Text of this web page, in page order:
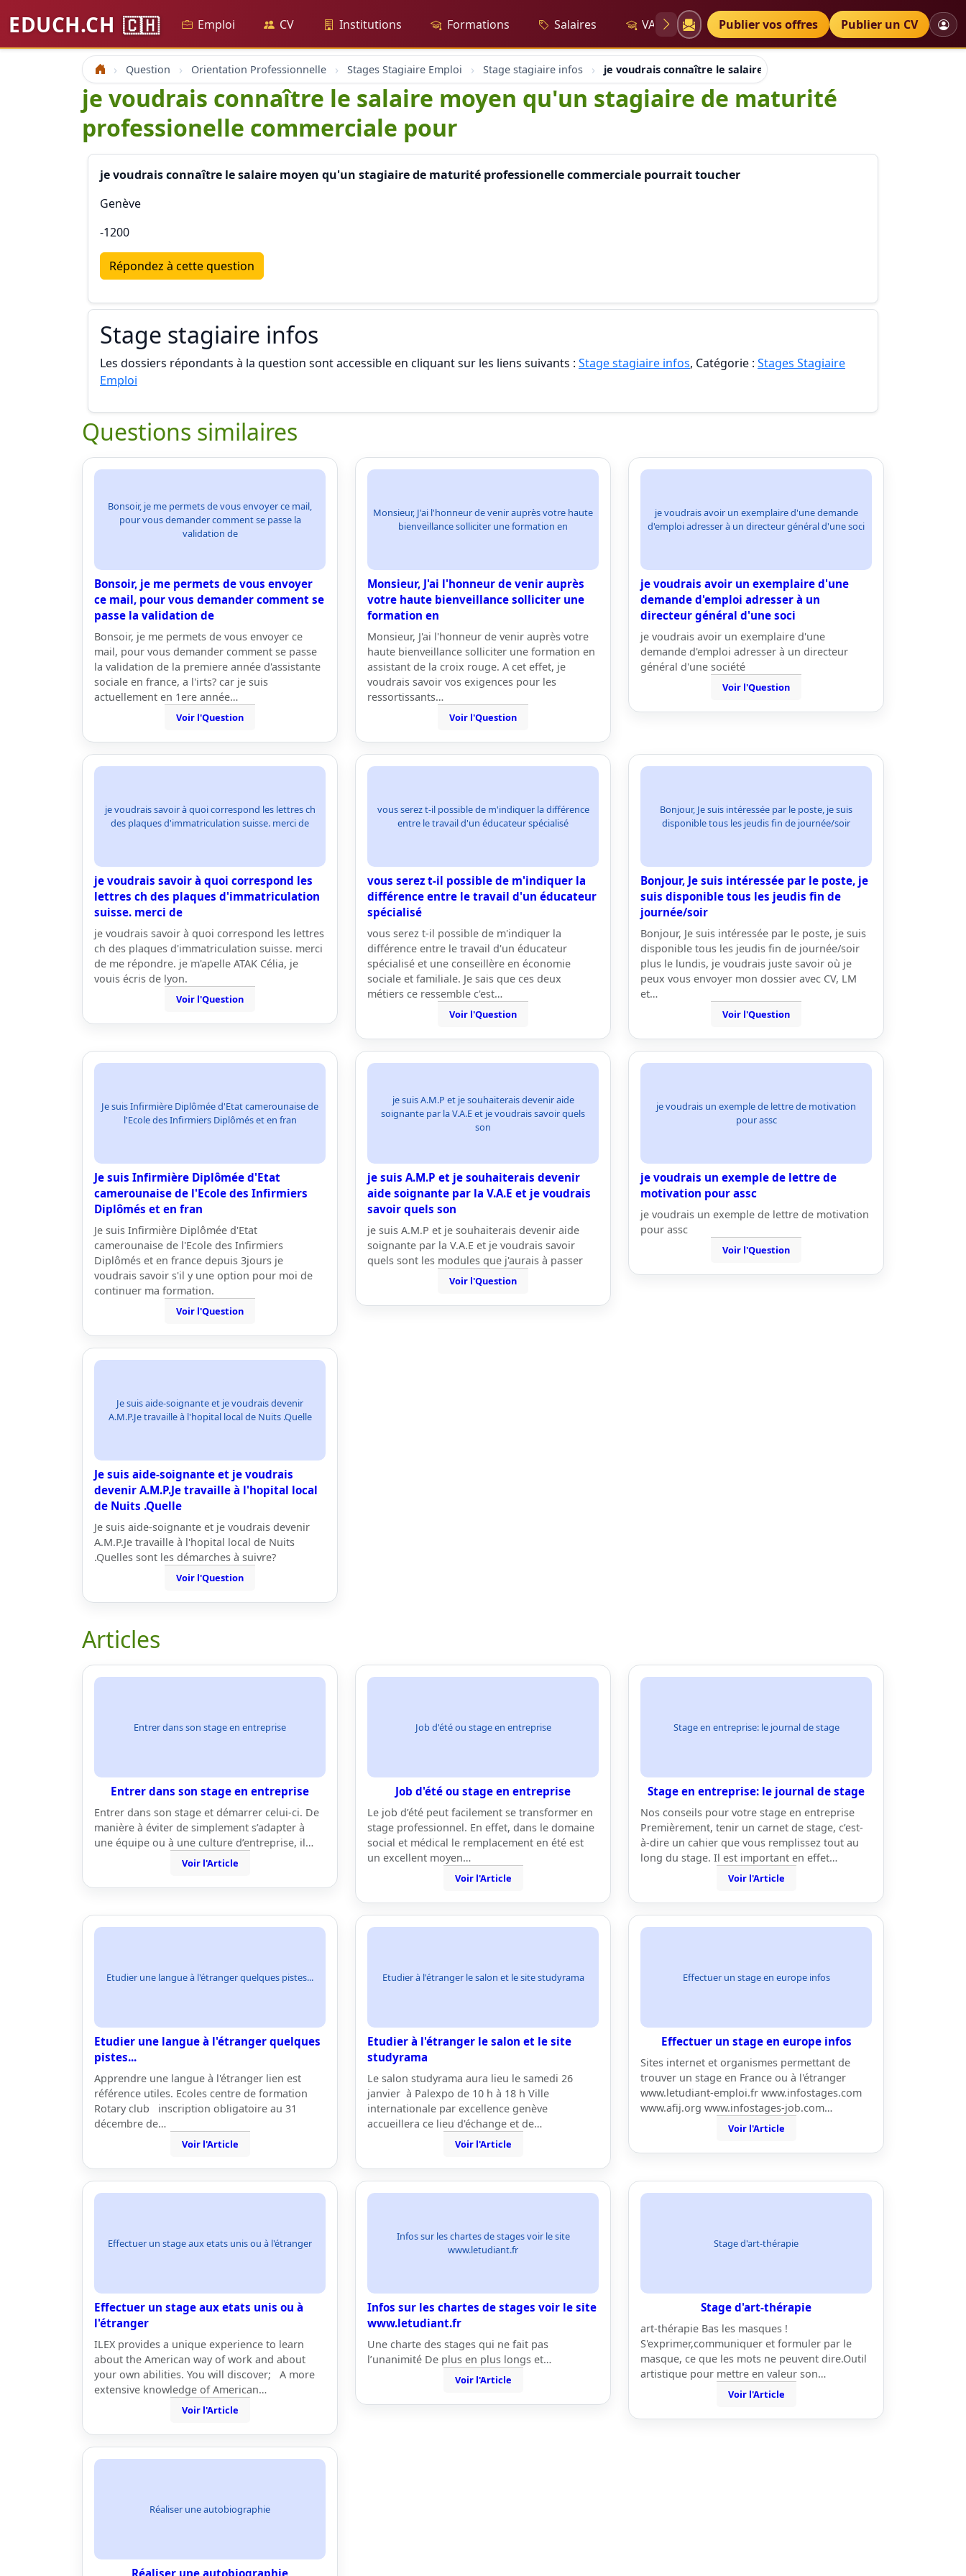
EDUCH.CH 🇨🇭 Emploi CV Institutions Formations Salaires VAE Diplômes Petites annonces
Publier vos offres Publier un CV
Accueil Question Orientation Professionnelle Stages Stagiaire Emploi Stage stagiaire infos je voudrais connaître le salaire moyen qu'un stagiaire de maturité
je voudrais connaître le salaire moyen qu'un stagiaire de maturité
professionelle commerciale pour
je voudrais connaître le salaire moyen qu'un stagiaire de maturité professionelle commerciale pourrait toucher
Genève
-1200
Répondez à cette question
Stage stagiaire infos
Les dossiers répondants à la question sont accessible en cliquant sur les liens suivants : Stage stagiaire infos, Catégorie : Stages Stagiaire
Emploi
Questions similaires
Bonsoir, je me permets de vous envoyer ce mail,
pour vous demander comment se passe la
validation de
Bonsoir, je me permets de vous envoyer
ce mail, pour vous demander comment se
passe la validation de
Bonsoir, je me permets de vous envoyer ce
mail, pour vous demander comment se passe
la validation de la premiere année d'assistante
sociale en france, a l'irts? car je suis
actuellement en 1ere année…
Voir l'Question
Monsieur, J'ai l'honneur de venir auprès votre haute
bienveillance solliciter une formation en
Monsieur, J'ai l'honneur de venir auprès
votre haute bienveillance solliciter une
formation en
Monsieur, J'ai l'honneur de venir auprès votre
haute bienveillance solliciter une formation en
assistant de la croix rouge. A cet effet, je
voudrais savoir vos exigences pour les
ressortissants…
Voir l'Question
je voudrais avoir un exemplaire d'une demande
d'emploi adresser à un directeur général d'une soci
je voudrais avoir un exemplaire d'une
demande d'emploi adresser à un
directeur général d'une soci
je voudrais avoir un exemplaire d'une
demande d'emploi adresser à un directeur
général d'une société
Voir l'Question
je voudrais savoir à quoi correspond les lettres ch
des plaques d'immatriculation suisse. merci de
je voudrais savoir à quoi correspond les
lettres ch des plaques d'immatriculation
suisse. merci de
je voudrais savoir à quoi correspond les lettres
ch des plaques d'immatriculation suisse. merci
de me répondre. je m'apelle ATAK Célia, je
vouis écris de lyon.
Voir l'Question
vous serez t-il possible de m'indiquer la différence
entre le travail d'un éducateur spécialisé
vous serez t-il possible de m'indiquer la
différence entre le travail d'un éducateur
spécialisé
vous serez t-il possible de m'indiquer la
différence entre le travail d'un éducateur
spécialisé et une conseillère en économie
sociale et familiale. Je sais que ces deux
métiers ce ressemble c'est…
Voir l'Question
Bonjour, Je suis intéressée par le poste, je suis
disponible tous les jeudis fin de journée/soir
Bonjour, Je suis intéressée par le poste, je
suis disponible tous les jeudis fin de
journée/soir
Bonjour, Je suis intéressée par le poste, je suis
disponible tous les jeudis fin de journée/soir
plus le lundis, je voudrais juste savoir où je
peux vous envoyer mon dossier avec CV, LM
et…
Voir l'Question
Je suis Infirmière Diplômée d'Etat camerounaise de
l'Ecole des Infirmiers Diplômés et en fran
Je suis Infirmière Diplômée d'Etat
camerounaise de l'Ecole des Infirmiers
Diplômés et en fran
Je suis Infirmière Diplômée d'Etat
camerounaise de l'Ecole des Infirmiers
Diplômés et en france depuis 3jours je
voudrais savoir s'il y une option pour moi de
continuer ma formation.
Voir l'Question
je suis A.M.P et je souhaiterais devenir aide
soignante par la V.A.E et je voudrais savoir quels
son
je suis A.M.P et je souhaiterais devenir
aide soignante par la V.A.E et je voudrais
savoir quels son
je suis A.M.P et je souhaiterais devenir aide
soignante par la V.A.E et je voudrais savoir
quels sont les modules que j'aurais à passer
Voir l'Question
je voudrais un exemple de lettre de motivation
pour assc
je voudrais un exemple de lettre de
motivation pour assc
je voudrais un exemple de lettre de motivation
pour assc
Voir l'Question
Je suis aide-soignante et je voudrais devenir
A.M.P.Je travaille à l'hopital local de Nuits .Quelle
Je suis aide-soignante et je voudrais
devenir A.M.P.Je travaille à l'hopital local
de Nuits .Quelle
Je suis aide-soignante et je voudrais devenir
A.M.P.Je travaille à l'hopital local de Nuits
.Quelles sont les démarches à suivre?
Voir l'Question
Articles
Entrer dans son stage en entreprise
Entrer dans son stage en entreprise
Entrer dans son stage et démarrer celui-ci. De
manière à éviter de simplement s’adapter à
une équipe ou à une culture d’entreprise, il…
Voir l'Article
Job d'été ou stage en entreprise
Job d'été ou stage en entreprise
Le job d’été peut facilement se transformer en
stage professionnel. En effet, dans le domaine
social et médical le remplacement en été est
un excellent moyen…
Voir l'Article
Stage en entreprise: le journal de stage
Stage en entreprise: le journal de stage
Nos conseils pour votre stage en entreprise
Premièrement, tenir un carnet de stage, c’est-
à-dire un cahier que vous remplissez tout au
long du stage. Il est important en effet…
Voir l'Article
Etudier une langue à l'étranger quelques pistes...
Etudier une langue à l'étranger quelques
pistes...
Apprendre une langue à l'étranger lien est
référence utiles. Ecoles centre de formation
Rotary club inscription obligatoire au 31
décembre de…
Voir l'Article
Etudier à l'étranger le salon et le site studyrama
Etudier à l'étranger le salon et le site
studyrama
Le salon studyrama aura lieu le samedi 26
janvier à Palexpo de 10 h à 18 h Ville
internationale par excellence genève
accueillera ce lieu d'échange et de…
Voir l'Article
Effectuer un stage en europe infos
Effectuer un stage en europe infos
Sites internet et organismes permettant de
trouver un stage en France ou à l'étranger
www.letudiant-emploi.fr www.infostages.com
www.afij.org www.infostages-job.com…
Voir l'Article
Effectuer un stage aux etats unis ou à l'étranger
Effectuer un stage aux etats unis ou à
l'étranger
ILEX provides a unique experience to learn
about the American way of work and about
your own abilities. You will discover; A more
extensive knowledge of American…
Voir l'Article
Infos sur les chartes de stages voir le site
www.letudiant.fr
Infos sur les chartes de stages voir le site
www.letudiant.fr
Une charte des stages qui ne fait pas
l’unanimité De plus en plus longs et…
Voir l'Article
Stage d'art-thérapie
Stage d'art-thérapie
art-thérapie Bas les masques !
S'exprimer,communiquer et formuler par le
masque, ce que les mots ne peuvent dire.Outil
artistique pour mettre en valeur son…
Voir l'Article
Réaliser une autobiographie
Réaliser une autobiographie